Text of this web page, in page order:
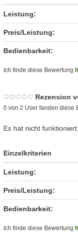
Leistung:
Preis/Leistung:
Bedienbarkeit:
Ich finde diese Bewertung
Rezension
0 von 2 User fanden diese
Es hat nicht
Einzelkriterien
Leistung:
Preis/Leistung:
Bedienbarkeit:
Ich finde diese Bewertung